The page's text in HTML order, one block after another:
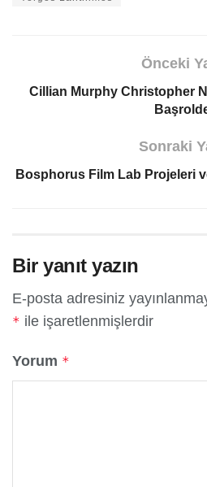
Önceki
Cillian Murphy Christopher
Sonraki
Bosphorus Film Lab Projeleri
Bir yanıt yazın
E-posta adresiniz
* ile işaretlenmişlerdir
Yorum *